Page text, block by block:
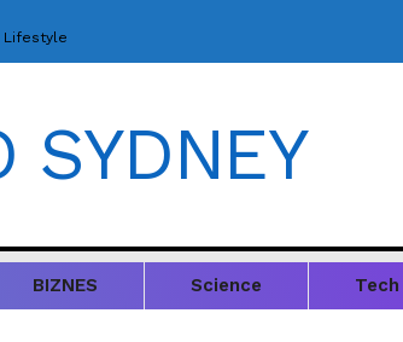
Lifestyle
SYDNEY
BIZNES Science Tech